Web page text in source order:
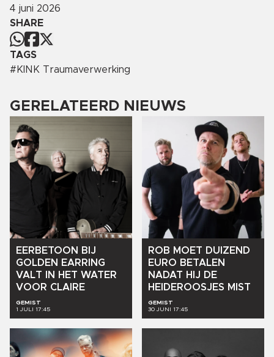
4 juni 2026
SHARE
TAGS
# KINK Traumaverwerking
GERELATEERD NIEUWS
EERBETOON
BIJ
GOLDEN
EARRING
VALT
IN HET WATER
VOOR CLAIRE
GEMIST
1 JULI 17:45
ROB MOET DUIZEND
EURO BETALEN
NADAT HIJ DE
HEIDEROOSJES MIST
GEMIST
30 JUNI 17:45